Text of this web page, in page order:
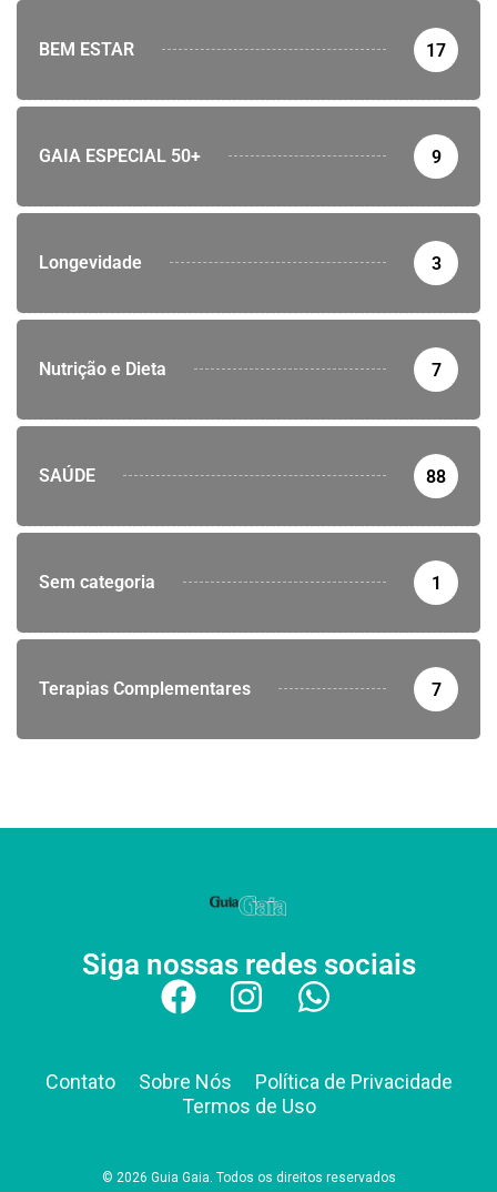
BEM ESTAR 17
GAIA ESPECIAL 50+ 9
Longevidade 3
Nutrição e Dieta 7
SAÚDE 88
Sem categoria 1
Terapias Complementares 7
Siga nossas redes sociais
Contato Sobre Nós
Política de Privacidade
Termos de Uso
© 2026 Guia Gaia. Todos os direitos reservados